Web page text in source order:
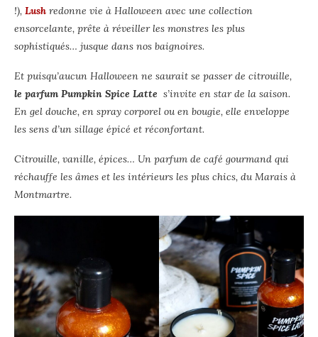
!), Lush redonne vie à Halloween avec une collection
ensorcelante, prête à réveiller les monstres les plus
sophistiqués… jusque dans nos baignoires.
Et puisqu’aucun Halloween ne saurait se passer de citrouille,
le parfum Pumpkin Spice Latte s’invite en star de la saison.
En gel douche, en spray corporel ou en bougie, elle enveloppe
les sens d’un sillage épicé et réconfortant.
Citrouille, vanille, épices… Un parfum de café gourmand qui
réchauffe les âmes et les intérieurs les plus chics, du Marais à
Montmartre.